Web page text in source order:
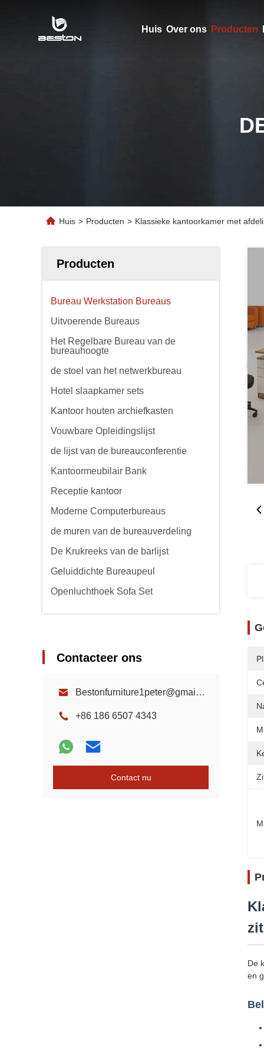
Huis Over ons Producten
Huis > Producten > Klassieke kantoorkamer met
Producten
Bureau Werkstation Bureaus
Uitvoerende Bureaus
Het Regelbare Bureau van de
bureauhoogte
de stoel van het netwerkbureau
Hotel slaapkamer sets
Kantoor houten archiefkasten
Vouwbare Opleidingslijst
de lijst van de bureauconferentie
Kantoormeubilair Bank
Receptie kantoor
Moderne Computerbureaus
de muren van de bureauverdeling
De Krukreeks van de barlijst
Geluiddichte Bureaupeul
Openluchthoek Sofa Set
Contacteer ons
Bestonfurniture1peter@gmail.com
+86 186 6507 4343
Contact nu
De
en